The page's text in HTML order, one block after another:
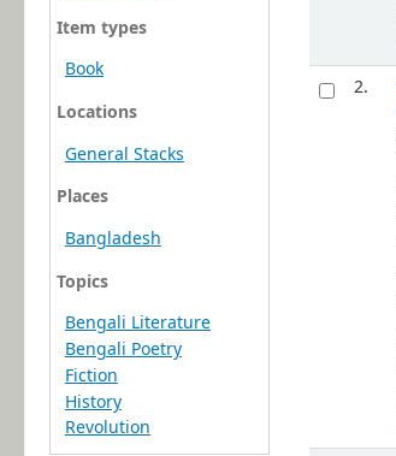
Item types
Book
Locations
General Stacks
Places
Bangladesh
Topics
Bengali Literature
Bengali Poetry
Fiction
History
Revolution
2.